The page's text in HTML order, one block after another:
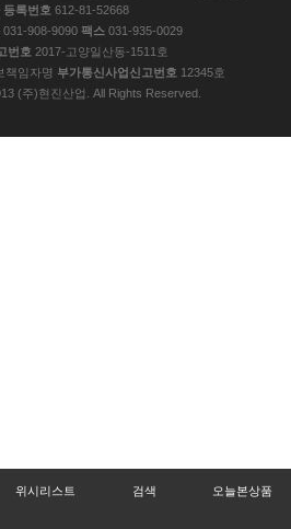
위시리스트 검색 오늘본상품
등록번호 612-81-52668
031-908-9090 팩스 031-935-0029
번호 2017-고양일산동-1511호
책임자명 부가통신사업신고번호 12345호
(주)현진산업. All Rights Reserved.